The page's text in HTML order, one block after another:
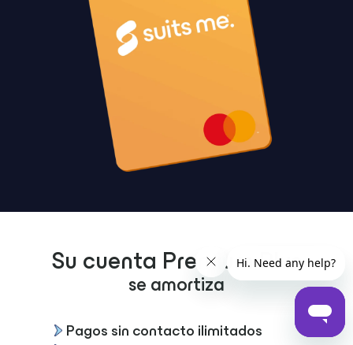
Su cuenta Premium Plus
se amortiza
Pagos sin contacto ilimitados